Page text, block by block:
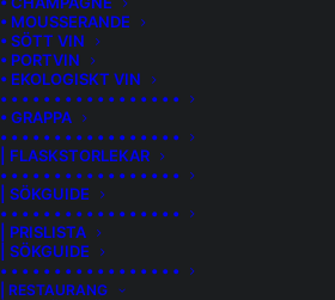
• MOUSSERANDE
• SÖTT VIN
• PORTVIN
• EKOLOGISKT VIN
• • • • • • • • • • • • • • • • •
• GRAPPA
• • • • • • • • • • • • • • • • •
| FLASKSTORLEKAR
• • • • • • • • • • • • • • • • •
| SÖKGUIDE
• • • • • • • • • • • • • • • • •
| PRISLISTA
| SÖKGUIDE
• • • • • • • • • • • • • • • • •
| RESTAURANG